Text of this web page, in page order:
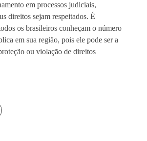
em processos judiciais,
direitos sejam respeitados. É
os brasileiros conheçam o número
em sua região, pois ele pode ser a
ou violação de direitos